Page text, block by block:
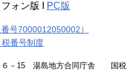
ォン版 Ι PC版
号7000012050002）
番号制度
６－15 湯島地方合同庁舎 国税